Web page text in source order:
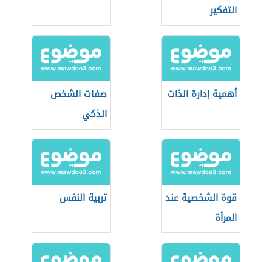
التفكير
أهمية إدارة الذات
صفات الشخص
الذكي
قوة الشخصية عند
المرأة
تربية النفس